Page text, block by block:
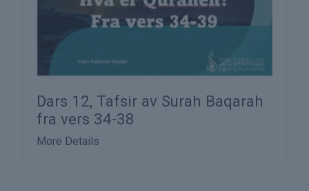
Dars 12, Tafsir av Surah Baqarah
fra vers 34-38
More Details